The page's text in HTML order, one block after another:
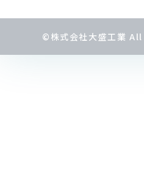
©株式会社大盛工業